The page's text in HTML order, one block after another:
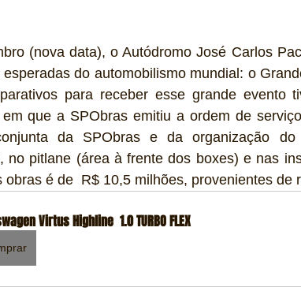
(nova data), o Autódromo José Carlos
do automobilismo mundial: o
para receber esse grande evento
que a SPObras emitiu a ordem de
da SPObras e da organização do
no pitlane (área à frente dos boxes) e nas
obras é de  R$ 10,5 milhões, provenientes de
Virtus Highline  1.0 TURBO FLEX